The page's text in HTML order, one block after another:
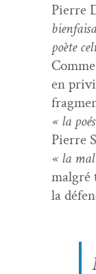
Pierre
poète
en
« la
Pierre
« la mal
mal­gré
la